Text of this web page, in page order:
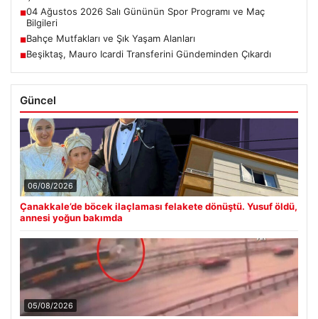
■04 Ağustos 2026 Salı Gününün Spor Programı ve Maç
Bilgileri
■Bahçe Mutfakları ve Şık Yaşam Alanları
■Beşiktaş, Mauro Icardi Transferini Gündeminden Çıkardı
Güncel
06/08/2026
Çanakkale’de böcek ilaçlaması felakete dönüştü. Yusuf öldü,
annesi yoğun bakımda
05/08/2026